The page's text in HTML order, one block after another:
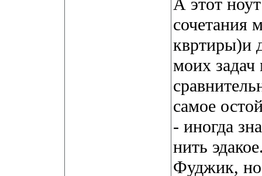
А этот
сочетания
квртиры)и
моих
самое
- иногда
нить
Фуджик,